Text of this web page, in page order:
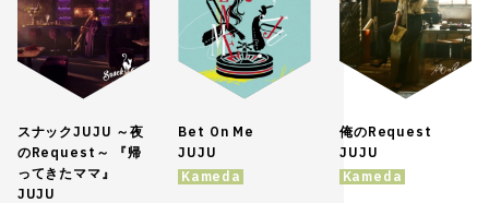
スナックJUJU ～夜
のRequest～ 『帰
ってきたママ』
JUJU
Bet On Me
JUJU
Kameda
俺のRequest
JUJU
Kameda